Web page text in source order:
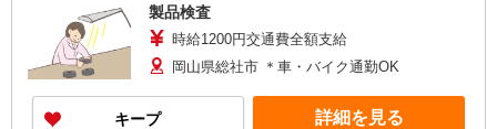
製品検査
時給1200円交通費全額支給
岡山県総社市 ＊車・バイク通勤OK
キープ 詳細を見る